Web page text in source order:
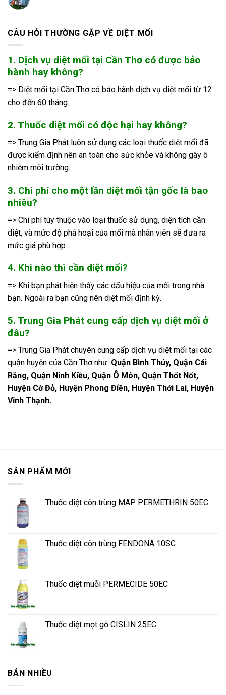
CÂU HỎI THƯỜNG GẶP VỀ DIỆT MỐI
1. Dịch vụ diệt mối tại Cần Thơ có được bảo
hành hay không?
=> Diệt mối tại Cần Thơ có bảo hành dịch vụ diệt mối từ 12
cho đến 60 tháng.
2. Thuốc diệt mối có độc hại hay không?
=> Trung Gia Phát luôn sử dụng các loại thuốc diệt mối đã
được kiểm định nên an toàn cho sức khỏe và không gây ô
nhiễm môi trường.
3. Chi phí cho một lần diệt mối tận gốc là bao
nhiêu?
=> Chi phí tùy thuộc vào loại thuốc sử dụng, diện tích cần
diệt, và mức độ phá hoại của mối mà nhân viên sẽ đưa ra
mức giá phù hợp
4. Khi nào thì cần diệt mối?
=> Khi bạn phát hiện thấy các dấu hiệu của mối trong nhà
bạn. Ngoài ra bạn cũng nên diệt mối định kỳ.
5. Trung Gia Phát cung cấp dịch vụ diệt mối ở
đâu?
=> Trung Gia Phát chuyên cung cấp dịch vụ diệt mối tại các
quận huyện của Cần Thơ như: Quận Bình Thủy, Quận Cái
Răng, Quận Ninh Kiều, Quận Ô Môn, Quận Thốt Nốt,
Huyện Cờ Đỏ, Huyện Phong Điền, Huyện Thới Lai, Huyện
Vĩnh Thạnh.
SẢN PHẨM MỚI
Thuốc diệt côn trùng MAP PERMETHRIN 50EC
Thuốc diệt côn trùng FENDONA 10SC
Thuốc diệt muỗi PERMECIDE 50EC
Thuốc diệt mọt gỗ CISLIN 25EC
BÁN NHIỀU